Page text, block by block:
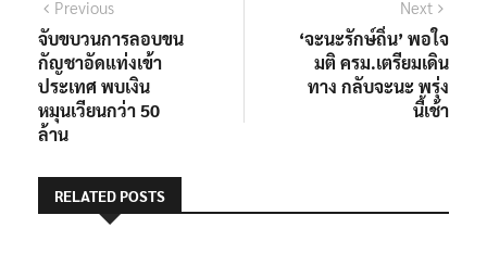
แนะแนว
เรื่อง
PreviousPrevious
post:
จับขบวนการลอบขน
กัญชาอัดแท่งเข้า
ประเทศ พบเงิน
หมุนเวียนกว่า 50
ล้าน
Next
post:
‘จะนะรักษ์ถิ่น’ พอใจ
มติ ครม.เตรียมเดิน
ทาง กลับจะนะ พรุ่ง
นี้เช้า
RELATED POSTS